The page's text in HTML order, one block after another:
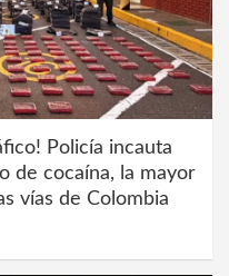
Policía incauta
de cocaína, la mayor
vías de Colombia